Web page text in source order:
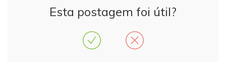
Esta postagem foi útil?